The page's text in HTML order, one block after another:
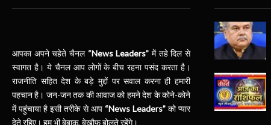
आपका अपने चहेते चैनल “News Leaders” में तहे दिल से
स्वागत है। ये चैनल आप लोगों के बीच रहना पसंद करता है।
राजनीति सहित देश के बड़े मुद्दों पर सवाल करना ही हमारी
पहचान है। जन-जन तक की आवाज को हमने देश के कोने-कोने
में पहुंचाया है इसी तरीके से आप “News Leaders”को प्यार
देते रहिए। हम भी बेबाक, बेखौफ बोलते रहेंगे।